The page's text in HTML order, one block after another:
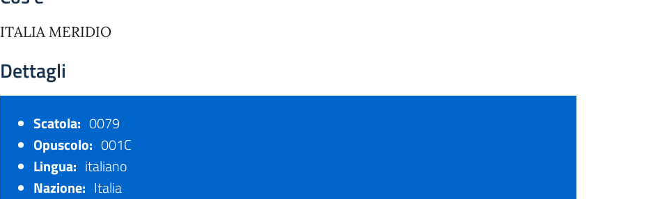
ITALIA MERIDIO
Dettagli
Scatola: 0079
Opuscolo: 001C
Lingua: italiano
Nazione: Italia